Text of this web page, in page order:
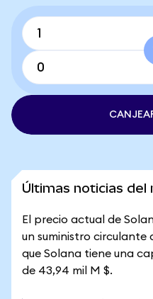
Últimas noticias del
El precio actual de
un suministro circulante
que Solana tiene una
de 43,94 mil M $.